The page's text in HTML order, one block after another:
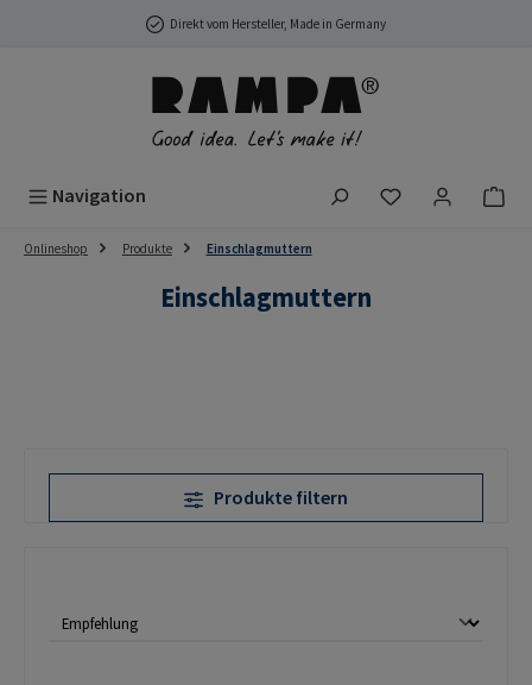
Zum Hauptinhalt springenDirekt vom Hersteller, Made in Germany
Navigation Du hast 0
Onlineshop Produkte Einschlagmuttern
Einschlagmuttern
Produkte filtern